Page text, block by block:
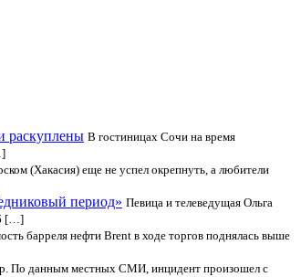
раскуплены В гостиницах Сочи на время
(Хакасия) еще не успел окрепнуть, а любители
период» Певица и телеведущая Ольга
[…]
барреля нефти Brent в ходе торгов поднялась выше
По данным местных СМИ, инцидент произошел с